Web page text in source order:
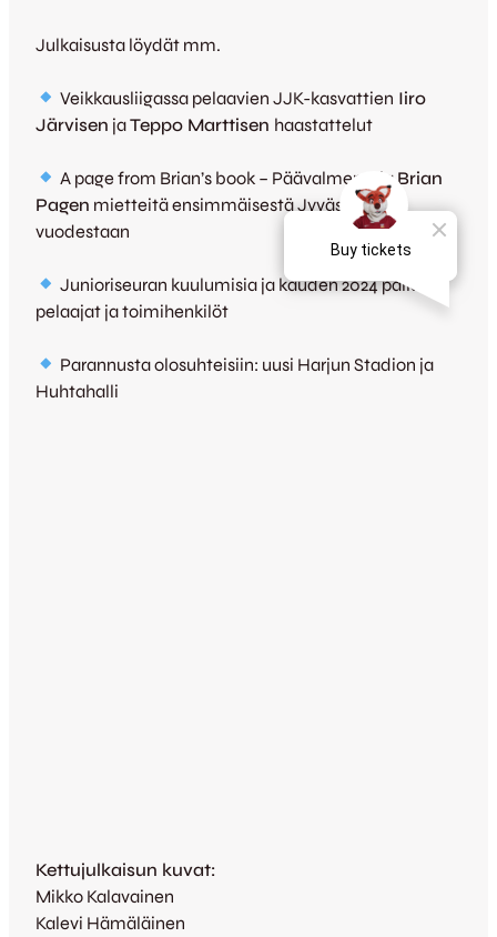
Julkaisusta löydät mm.
Veikkausliigassa pelaavien JJK-kasvattien Iiro
Järvisen jaTeppo Marttisen haastattelut
A page from Brian’s book – Päävalmentaja Brian
Pagen mietteitä ensimmäisestä Jyväskylän
vuodestaan
Junioriseuran kuulumisia ja kauden 2024 palkitut
pelaajat ja toimihenkilöt
Parannusta olosuhteisiin: uusi Harjun Stadion ja
Huhtahalli
Kettujulkaisun kuvat:
Mikko Kalavainen
Kalevi Hämäläinen